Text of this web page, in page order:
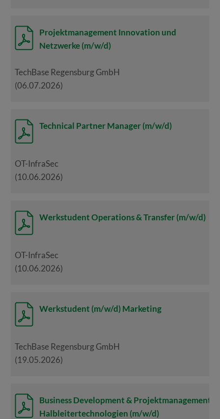
Projektmanagement Innovation und
Netzwerke (m/w/d)
TechBase Regensburg GmbH
(06.07.2026)
Technical Partner Manager (m/w/d)
OT-InfraSec
(10.06.2026)
Werkstudent Operations & Transfer (m/w/d)
OT-InfraSec
(10.06.2026)
Werkstudent (m/w/d) Marketing
TechBase Regensburg GmbH
(19.05.2026)
Business Development & Projektmanagement
Halbleitertechnologien (m/w/d)